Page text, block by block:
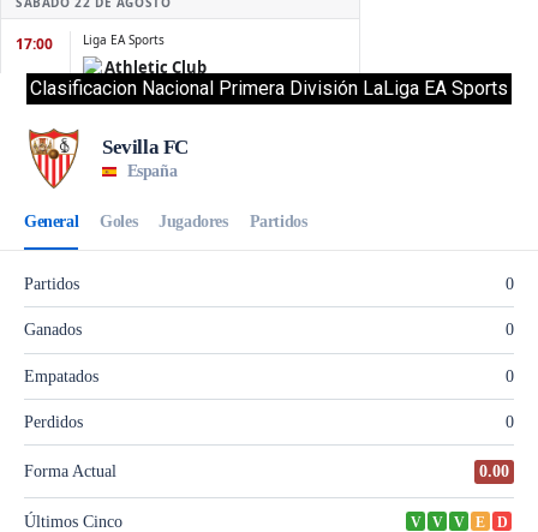
Clasificacion Nacional Primera División LaLiga EA Sports